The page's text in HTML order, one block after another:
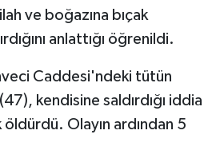
ve boğazına bıçak
anlattığı öğrenildi.
Caddesi'ndeki tütün
kendisine saldırdığı iddia
Olayın ardından 5